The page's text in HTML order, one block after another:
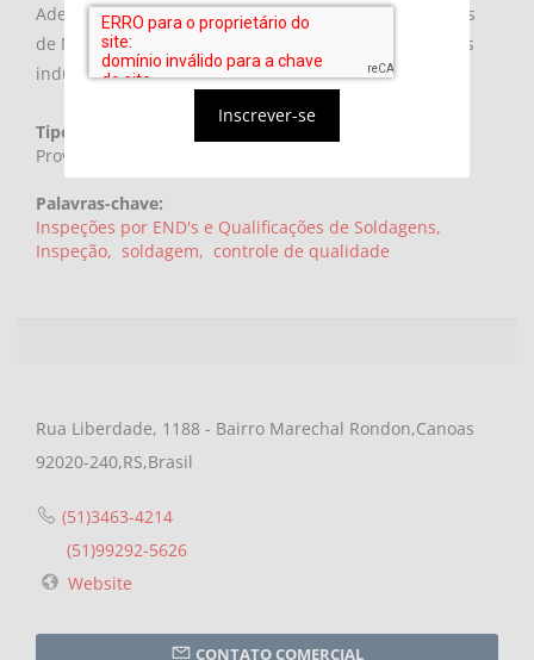
Inscrever-se
Adequação de Equipamentos à Norma NR13 e Paradas
de Manutenção. Atuação nos mais diversos segmentos
industriais.
Tipo:
Provedor de serviço
Palavras-chave:
Inspeções por END's e Qualificações de Soldagens,
Inspeção, soldagem, controle de qualidade
Rua Liberdade, 1188 - Bairro Marechal Rondon,Canoas
92020-240,RS,Brasil
(51)3463-4214
(51)99292-5626
Website
CONTATO COMERCIAL